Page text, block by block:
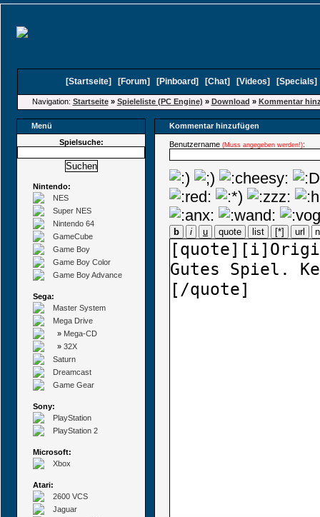
[Startseite] [Forum] [Pinboard] [Chat] [Videos] [Specials
Navigation: Startseite» Spieleliste (PC Engine) » Download » Kommentar
Menü
Kommentar hinzufügen
Spielsuche:
Nintendo:
NES
Super NES
Nintendo 64
GameCube
Game Boy
Game Boy Color
Game Boy Advance
Sega:
Master System
Mega Drive
» Mega-CD
» 32X
Saturn
Dreamcast
Game Gear
Sony:
PlayStation
PlayStation 2
Microsoft:
Xbox
Atari:
2600 VCS
Jaguar
Benutzername (Muss angegeben werden!):
b i u quote list [*] url